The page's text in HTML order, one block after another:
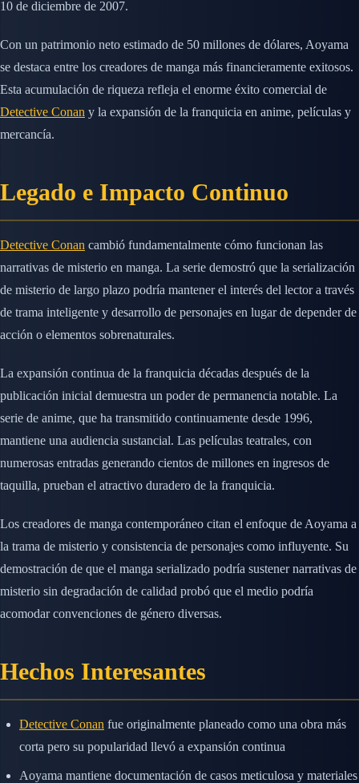
10 de diciembre de 2007.
Con un patrimonio neto estimado de 50 millones de dólares, Aoyama
se destaca entre los creadores de manga más financieramente exitosos.
Esta acumulación de riqueza refleja el enorme éxito comercial de
Detective Conan y la expansión de la franquicia en anime, películas y
mercancía.
Legado e Impacto Continuo
Detective Conan cambió fundamentalmente cómo funcionan las
narrativas de misterio en manga. La serie demostró que la serialización
de misterio de largo plazo podría mantener el interés del lector a través
de trama inteligente y desarrollo de personajes en lugar de depender de
acción o elementos sobrenaturales.
La expansión continua de la franquicia décadas después de la
publicación inicial demuestra un poder de permanencia notable. La
serie de anime, que ha transmitido continuamente desde 1996,
mantiene una audiencia sustancial. Las películas teatrales, con
numerosas entradas generando cientos de millones en ingresos de
taquilla, prueban el atractivo duradero de la franquicia.
Los creadores de manga contemporáneo citan el enfoque de Aoyama a
la trama de misterio y consistencia de personajes como influyente. Su
demostración de que el manga serializado podría sustener narrativas de
misterio sin degradación de calidad probó que el medio podría
acomodar convenciones de género diversas.
Hechos Interesantes
Detective Conan fue originalmente planeado como una obra más
corta pero su popularidad llevó a expansión continua
Aoyama mantiene documentación de casos meticulosa y materiales